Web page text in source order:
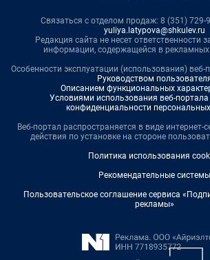
Связаться с отделом продаж: 8 (351) 729-
yuliya.latypova@shkulev.ru
Редакция сайта не несет ответственности
информации, содержащейся в рекламных
Особенности эксплуатации (использования) веб-
Руководством
Описанием функциональных
Условиями использования веб-портала
конфиденциальности
Веб-портал распространяется в виде интернет-
действия по установке на стороне
Политика использования
Рекомендательные системы
Пользовательское соглашение сервиса
рекламы»